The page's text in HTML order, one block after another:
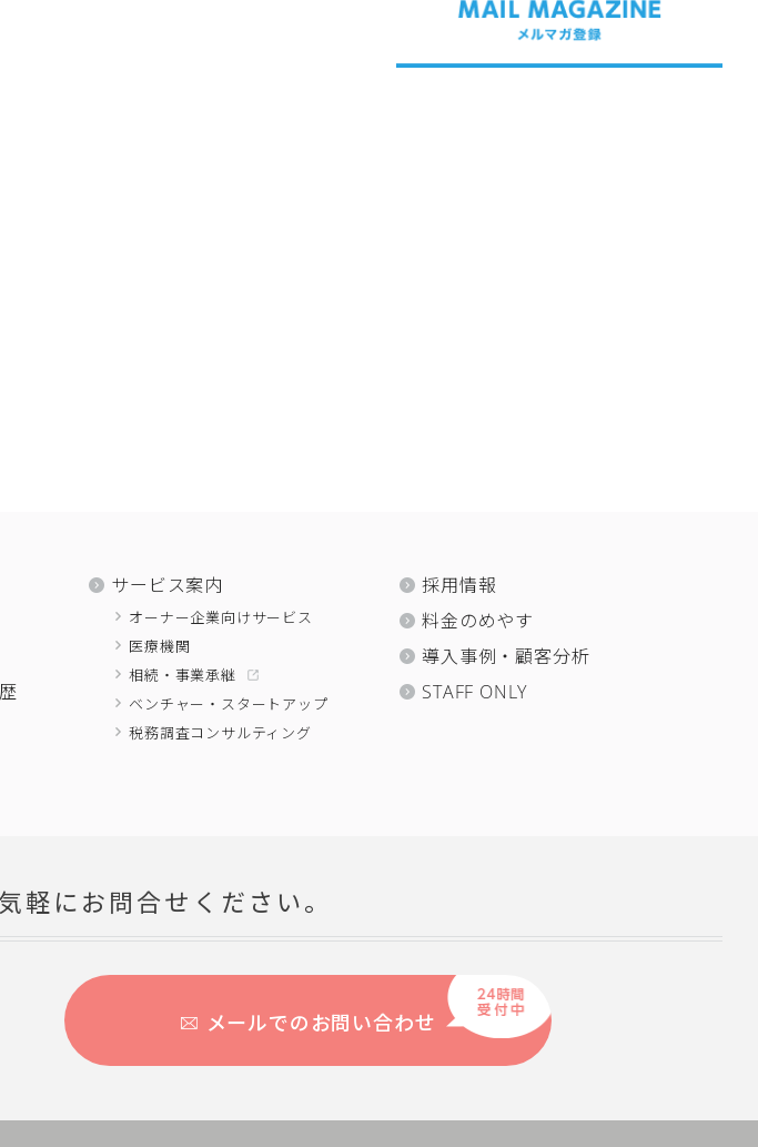
サービス案内
オーナー企業向けサービス
医療機関
相続・事業承継
ベンチャー・スタートアップ
税務調査コンサルティング
採用情報
料金のめやす
導入事例・顧客分析
STAFF ONLY
軽にお問合せください。
メールでのお問い合わせ